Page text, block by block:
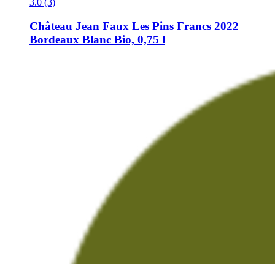
3.0 (3)
Château Jean Faux Les Pins Francs 2022
Bordeaux Blanc Bio, 0,75 l